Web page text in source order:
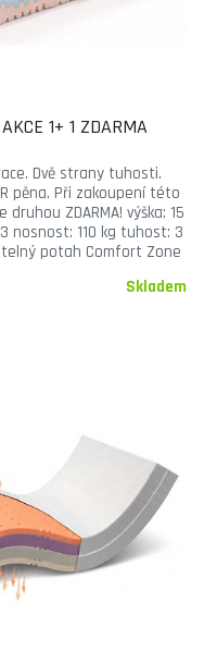
1+ 1 ZDARMA
Dvě strany tuhosti.
pěna. Při zakoupení této
ZDARMA! výška: 15
nosnost: 110 kg tuhost: 3
potah Comfort Zone
Skladem